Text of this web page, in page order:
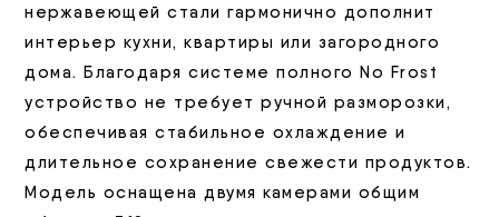
нержавеющей стали гармонично дополнит
интерьер кухни, квартиры или загородного
дома. Благодаря системе полного No Frost
устройство не требует ручной разморозки,
обеспечивая стабильное охлаждение и
длительное сохранение свежести продуктов.
Модель оснащена двумя камерами общим